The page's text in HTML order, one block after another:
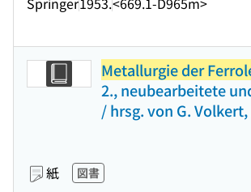
Metallurgie der
2., neubearbeitete
/ hrsg. von G.
紙 図書